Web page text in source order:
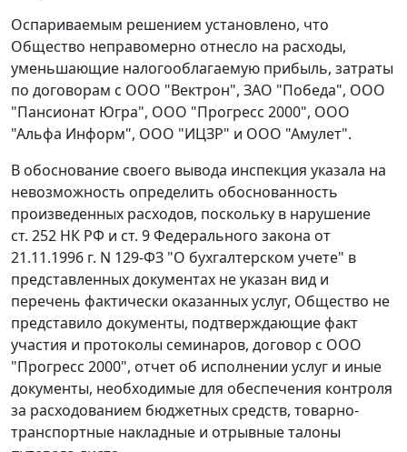
Оспариваемым решением установлено, что
Общество неправомерно отнесло на расходы,
уменьшающие налогооблагаемую прибыль, затраты
по договорам с ООО "Вектрон", ЗАО "Победа", ООО
"Пансионат Югра", ООО "Прогресс 2000", ООО
"Альфа Информ", ООО "ИЦЗР" и ООО "Амулет".
В обоснование своего вывода инспекция указала на
невозможность определить обоснованность
произведенных расходов, поскольку в нарушение
ст. 252 НК РФ и ст. 9Федерального закона от
21.11.1996 г. N 129-ФЗ "О бухгалтерском учете" в
представленных документах не указан вид и
перечень фактически оказанных услуг, Общество не
представило документы, подтверждающие факт
участия и протоколы семинаров, договор с ООО
"Прогресс 2000", отчет об исполнении услуг и иные
документы, необходимые для обеспечения контроля
за расходованием бюджетных средств, товарно-
транспортные накладные и отрывные талоны